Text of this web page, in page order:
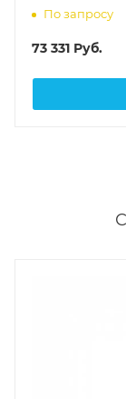
По запросу
73 331 Руб.